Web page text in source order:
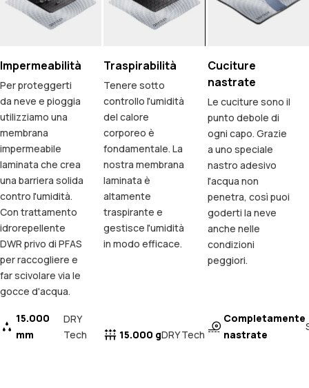
Impermeabilità
Per proteggerti
da neve e pioggia
utilizziamo una
membrana
impermeabile
laminata che crea
una barriera solida
contro l'umidità.
Con trattamento
idrorepellente
DWR privo di PFAS
per raccogliere e
far scivolare via le
gocce d'acqua.
15.000
mm
DRY
Tech
Traspirabilità
Tenere sotto
controllo l'umidità
del calore
corporeo è
fondamentale. La
nostra membrana
laminata è
altamente
traspirante e
gestisce l'umidità
in modo efficace.
15.000 gDRY Tech
Cuciture
nastrate
Le cuciture sono il
punto debole di
ogni capo. Grazie
a uno speciale
nastro adesivo
l'acqua non
penetra, così puoi
goderti la neve
anche nelle
condizioni
peggiori.
Completamente
nastrate